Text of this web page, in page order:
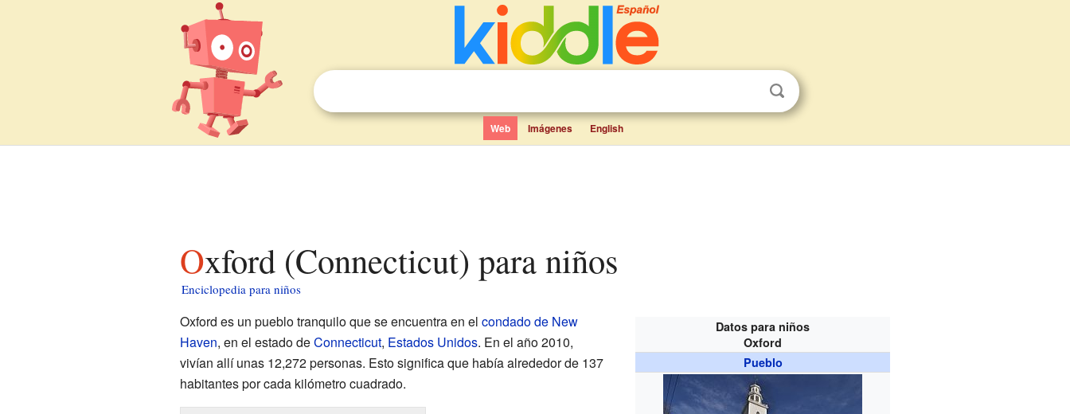
Web Imágenes English
Oxford (Connecticut) para niños
Enciclopedia para niños
Datos para niños
Oxford
Pueblo
Oxford es un pueblo tranquilo que se encuentra en el condado de New
Haven, en el estado deConnecticut, Estados Unidos. En el año 2010,
vivían allí unas 12,272 personas. Esto significa que había alrededor de 137
habitantes por cada kilómetro cuadrado.